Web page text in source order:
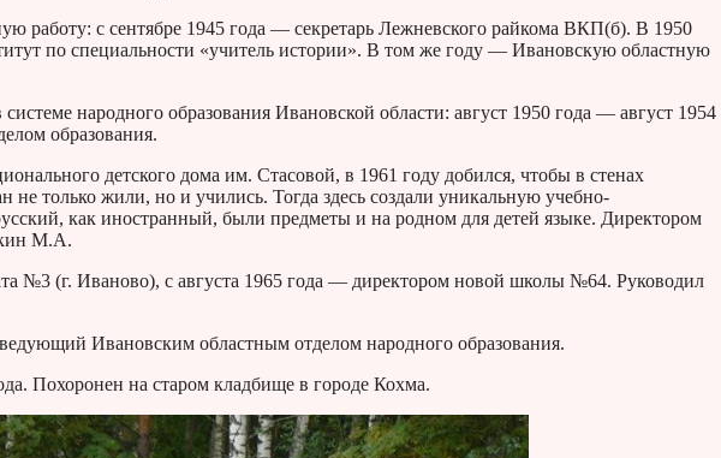
работу: с сентябре 1945 года — секретарь Лежневского райкома ВКП(б). В 1950
по специальности «учитель истории». В том же году — Ивановскую областную
народного образования Ивановской области: август 1950 года — август 1954
образования.
детского дома им. Стасовой, в 1961 году добился, чтобы в стенах
не только жили, но и учились. Тогда здесь создали уникальную учебно-
как иностранный, были предметы и на родном для детей языке. Директором
М.А.
№3 (г. Иваново), с августа 1965 года — директором новой школы №64. Руководил
Ивановским областным отделом народного образования.
Похоронен на старом кладбище в городе Кохма.